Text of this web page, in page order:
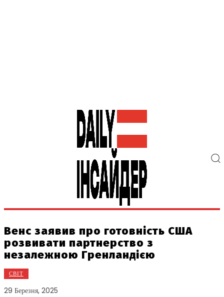
Венс заявив про готовність США
розвивати партнерство з
незалежною Гренландією
СВІТ
29 Березня, 2025